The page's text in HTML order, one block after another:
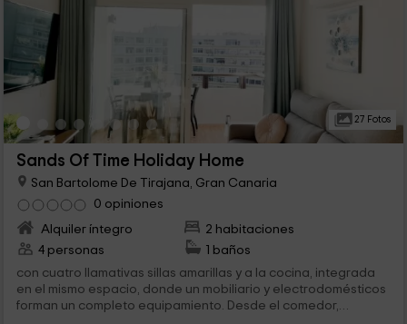
27 Fotos
Sands Of Time Holiday Home
San Bartolome De Tirajana, Gran Canaria
0 opiniones
Alquiler íntegro
2 habitaciones
4 personas
1 baños
con cuatro llamativas sillas amarillas y a la cocina, integrada
en el mismo espacio, donde un mobiliario y electrodomésticos
forman un completo equipamiento. Desde el comedor,